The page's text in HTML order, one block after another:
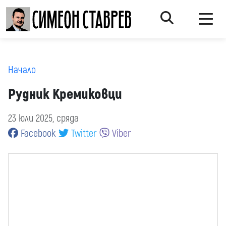
Начало
Рудник Кремиковци
23 юли 2025, сряда
Facebook
Twitter Viber